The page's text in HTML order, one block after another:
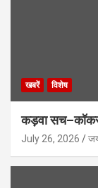
खबरें विशेष
कड़वा
July 26, 2026